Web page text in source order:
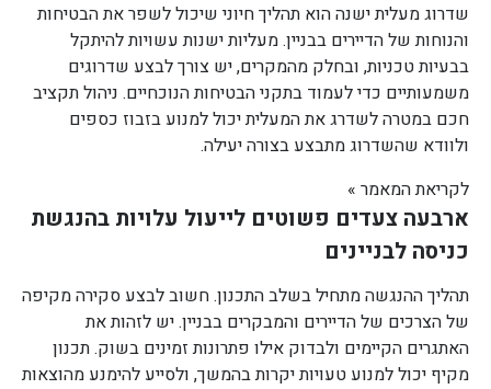
שדרוג מעלית ישנה הוא תהליך חיוני שיכול לשפר את הבטיחות
והנוחות של הדיירים בבניין. מעליות ישנות עשויות להיתקל
בבעיות טכניות, ובחלק מהמקרים, יש צורך לבצע שדרוגים
משמעותיים כדי לעמוד בתקני הבטיחות הנוכחיים. ניהול תקציב
חכם במטרה לשדרג את המעלית יכול למנוע בזבוז כספים
ולוודא שהשדרוג מתבצע בצורה יעילה.
לקריאת המאמר »
ארבעה צעדים פשוטים לייעול עלויות בהנגשת
כניסה לבניינים
תהליך ההנגשה מתחיל בשלב התכנון. חשוב לבצע סקירה מקיפה
של הצרכים של הדיירים והמבקרים בבניין. יש לזהות את
האתגרים הקיימים ולבדוק אילו פתרונות זמינים בשוק. תכנון
מקיף יכול למנוע טעויות יקרות בהמשך, ולסייע להימנע מהוצאות